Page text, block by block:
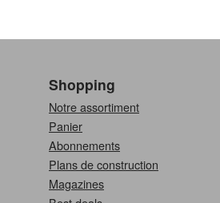
Shopping
Notre assortiment
Panier
Abonnements
Plans de construction
Magazines